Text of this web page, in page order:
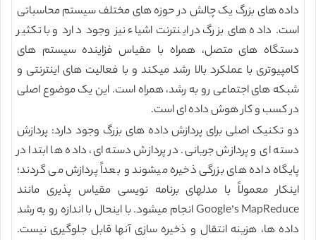
داده های بزرگ یک چالش در حوزه های مختلف سیستم محاسباتی
است. داده های بزرگ در اینترنت اشیاء نیز وجود دارد و با تکثیر
دستگاه های متصل، همراه با مقیاس فزاینده سیستم های
کامپیوتری با عملکرد بالا رشد میکند و با فعالیت های اینترنتی و
شبکه های اجتماعی رو به رشد، همراه است. این یک موضوع اصلی
در کسب و کار هوش داده ای است.
دو تکنیک اصلی برای پردازش داده های بزرگ وجود دارد: پردازش
دسته ای و پردازش جریانی. در پردازش دسته ای، داده ها ابتدا در
پایگاه داده های بزرگی ذخیره میشوند و بعداً پردازش می گردند؛
اینکار معمولاً با مدلهای برنامه نویسی مقیاس پذیری مانند
Google’s MapReduce انجام میشود. با اینحال با اندازه رو به رشد
داده ها، هزینه انتقال و ذخیره سازی آنها قابل جلوگیری نیست.